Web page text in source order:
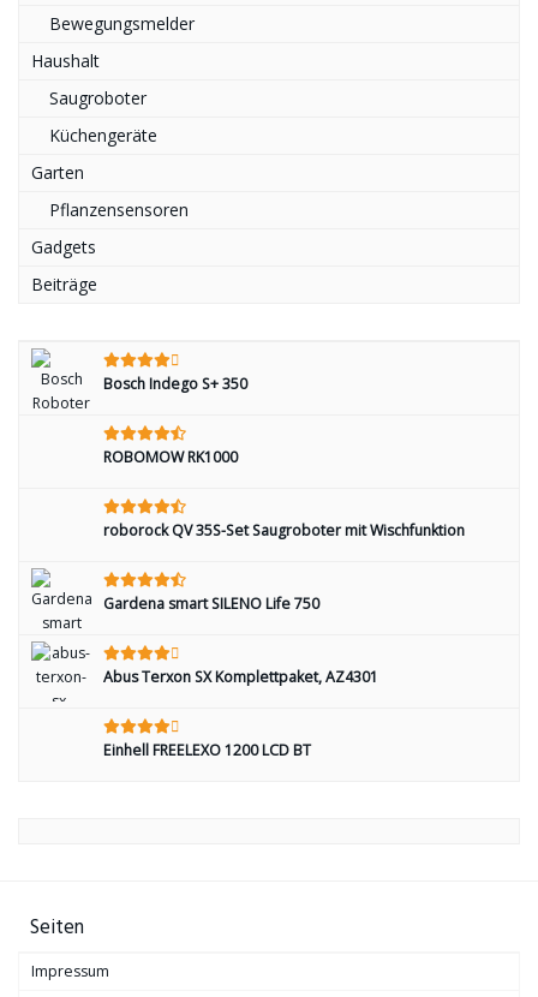
Bewegungsmelder
Haushalt
Saugroboter
Küchengeräte
Garten
Pflanzensensoren
Gadgets
Beiträge
Bosch Indego S+ 350
ROBOMOW RK1000
roborock QV 35S-Set Saugroboter mit Wischfunktion
Gardena smart SILENO Life 750
Abus Terxon SX Komplettpaket, AZ4301
Einhell FREELEXO 1200 LCD BT
Seiten
Impressum